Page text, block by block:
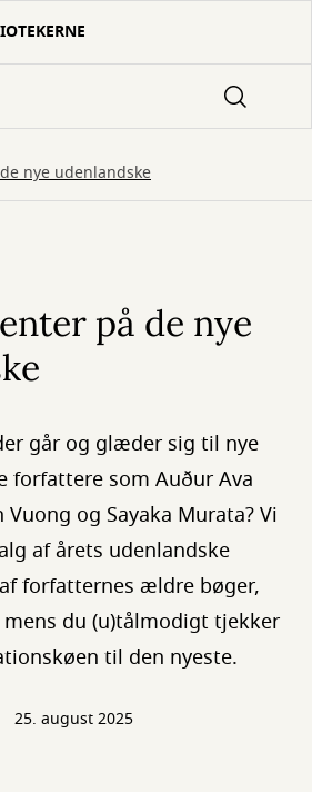
nye udenlandske
på de nye
går og glæder sig til nye
forfattere som Auður Ava
og Sayaka Murata? Vi
af årets udenlandske
forfatternes ældre bøger,
du (u)tålmodigt tjekker
til den nyeste.
25. august 2025